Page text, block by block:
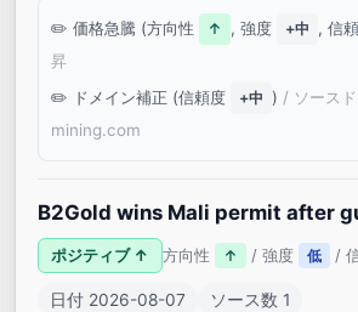
価格急騰 (方向性 ↑ , 強度 +中 , 信
昇
ドメイン補正 (信頼度
+中 ) / ソース
mining.com
B2Gold wins Mali permit after
ポジティブ ↑ 方向性 ↑ / 強度 低 /
日付 2026-08-07 ソース数 1